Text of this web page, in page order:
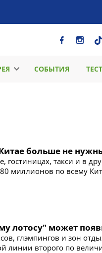
СОБЫТИЯ
больше не
гостиницах, такси и в
80 миллионов по всему
лотосу" может
глэмпингов и зон
линии второго по